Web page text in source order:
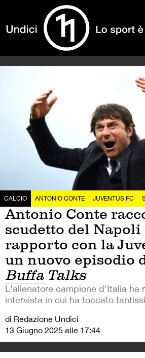
CALCIO ANTONIO CONTE JUVENTUS FC
Antonio Conte
scudetto del Napoli
rapporto con la
un nuovo episodio
Buffa Talks
L'allenatore campione d'Italia ha
intervista in cui ha toccato
di Redazione Undici
13 Giugno 2025 alle 17:44